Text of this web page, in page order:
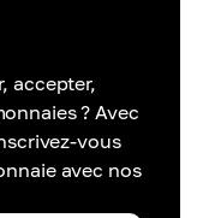
accepter,
? Avec
vous
avec nos